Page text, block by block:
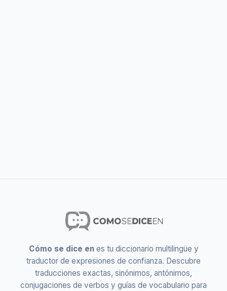
Cómo se dice enes tu diccionario multilingüe y
traductor de expresiones de confianza. Descubre
traducciones exactas, sinónimos, antónimos,
conjugaciones de verbos y guías de vocabulario para